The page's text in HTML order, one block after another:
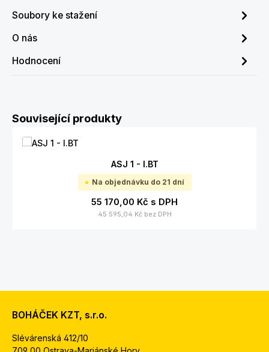
Soubory ke stažení
O nás
Hodnocení
Přeskočit galerii produktů
Související produkty
ASJ 1 - I.BT
Na objednávku do 21 dní
55 170,00 Kč s DPH
45 595,04 Kč bez DPH
BOHÁČEK KZT, s.r.o.
Slévárenská 412/10